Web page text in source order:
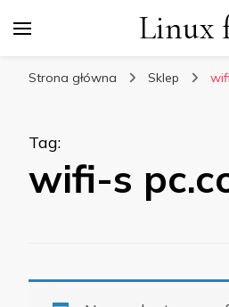
Linux
Strona główna Sklep
Tag:
wifi-s